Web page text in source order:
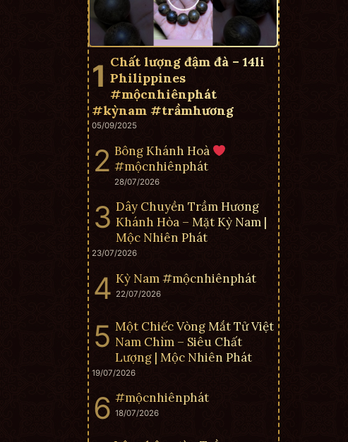
Chất lượng đậm đà – 14li
Philippines
#mộcnhiênphát
#kỳnam #trầmhương
05/09/2025
Bông Khánh Hoà
#mộcnhiênphát
28/07/2026
Dây Chuyền Trầm Hương
Khánh Hòa – Mặt Kỳ Nam |
Mộc Nhiên Phát
23/07/2026
Kỳ Nam #mộcnhiênphát
22/07/2026
Một Chiếc Vòng Mắt Tử Việt
Nam Chìm – Siêu Chất
Lượng | Mộc Nhiên Phát
19/07/2026
#mộcnhiênphát
18/07/2026